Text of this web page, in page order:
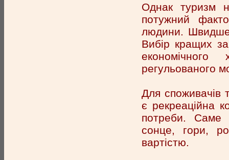
Однак туризм
потужний
людини. Швидше
Вибір кращих
регульованого
Для споживачів
є рекреаційна
потреби. Саме
сонце, гори,
вартістю.